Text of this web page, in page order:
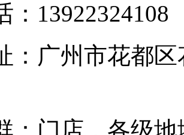
： 13922324108
： 广州市花都